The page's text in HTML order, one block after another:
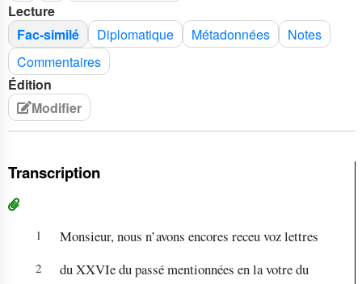
Lecture
Fac-similé
Diplomatique Métadonnées
Notes
Commentaires
Édition
Modifier
Transcription
1 Monsieur, nous n’avons encores receu voz lettres
2 du XXVIe du passé mentionnées en la votre du